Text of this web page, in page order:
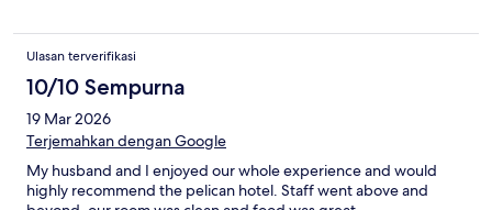
Ulasan terverifikasi
10/10 Sempurna
19 Mar 2026
Terjemahkan dengan Google
My husband and I enjoyed our whole experience and would
highly recommend the pelican hotel. Staff went above and